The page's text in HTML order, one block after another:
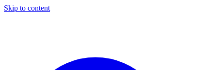
Skip to content